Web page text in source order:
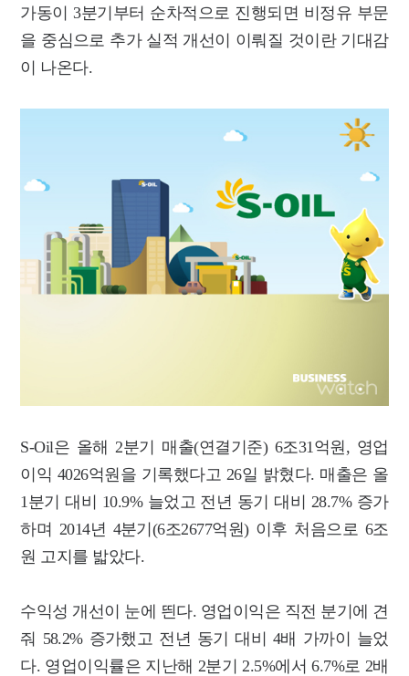
가동이 3분기부터 순차적으로 진행되면 비정유 부문
을 중심으로 추가 실적 개선이 이뤄질 것이란 기대감
이 나온다.
S-Oil은 올해 2분기 매출(연결기준) 6조31억원, 영업
이익 4026억원을 기록했다고 26일 밝혔다. 매출은 올
1분기 대비 10.9% 늘었고 전년 동기 대비 28.7% 증가
하며 2014년 4분기(6조2677억원) 이후 처음으로 6조
원 고지를 밟았다.
수익성 개선이 눈에 띈다. 영업이익은 직전 분기에 견
줘 58.2% 증가했고 전년 동기 대비 4배 가까이 늘었
다. 영업이익률은 지난해 2분기 2.5%에서 6.7%로 2배